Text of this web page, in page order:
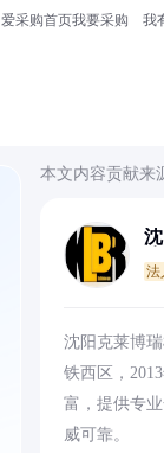
爱采购首页我要采购 我
本文内容贡献来
法
沈阳克莱博
铁西区，
富，提供专
威可靠。